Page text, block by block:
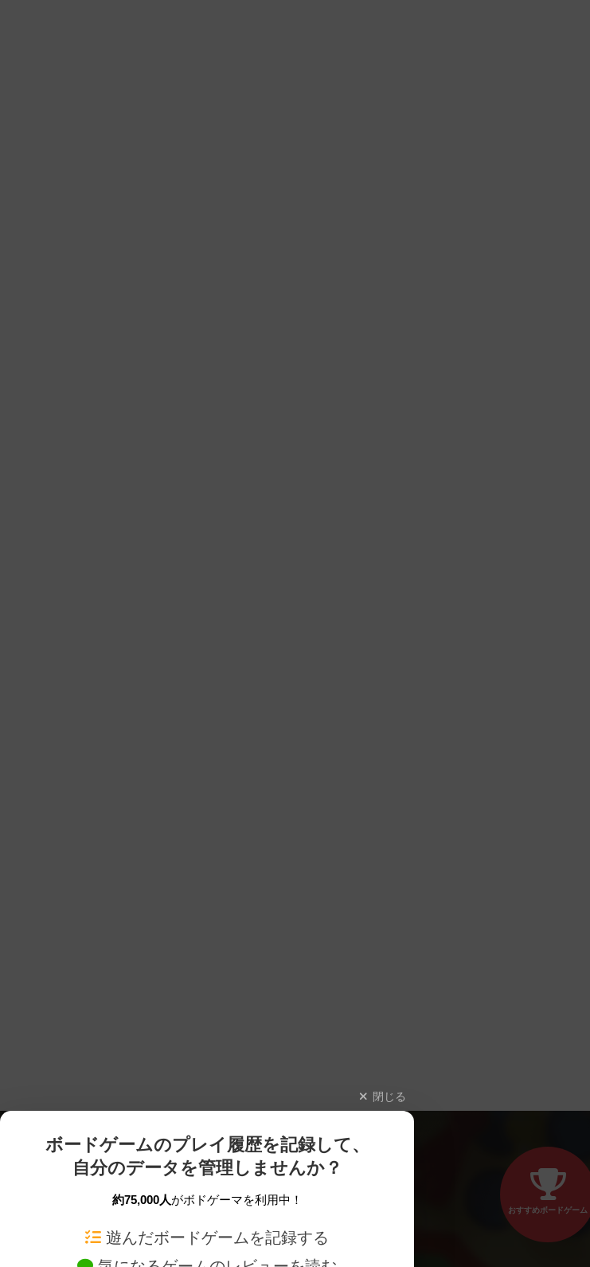
閉じる
ボードゲームのプレイ履歴を記録して、
自分のデータを管理しませんか？
約75,000人がボドゲーマを利用中！
遊んだボードゲームを記録する
おすすめボードゲーム